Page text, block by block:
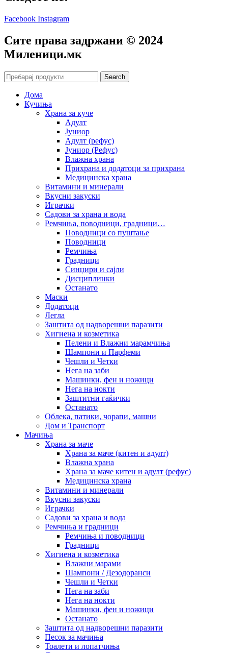
Facebook Instagram
Сите права задржани © 2024
Mиленици.мк
Search
Дома
Кучиња
Храна за куче
Адулт
Јуниор
Адулт (рефус)
Јуниор (Рефус)
Влажна храна
Прихрана и додатоци за прихрана
Медицинска храна
Витамини и минерали
Вкусни закуски
Играчки
Садови за храна и вода
Ремчиња, поводници, градници…
Поводници со пуштање
Поводници
Ремчиња
Градници
Синџири и сајли
Дисциплинки
Останато
Маски
Додатоци
Легла
Заштита од надворешни паразити
Хигиена и козметика
Пелени и Влажни марамчиња
Шампони и Парфеми
Чешли и Четки
Нега на заби
Машинки, фен и ножици
Нега на нокти
Заштитни гаќички
Останато
Облека, патики, чорапи, машни
Дом и Транспорт
Мачиња
Храна за маче
Храна за маче (китен и адулт)
Влажна храна
Храна за маче китен и адулт (рефус)
Медицинска храна
Витамини и минерали
Вкусни закуски
Играчки
Садови за храна и вода
Ремчиња и градници
Ремчиња и поводници
Градници
Хигиена и козметика
Влажни марами
Шампони / Дезодоранси
Чешли и Четки
Нега на заби
Нега на нокти
Машинки, фен и ножици
Останато
Заштита од надворешни паразити
Песок за мачиња
Тоалети и лопатчиња